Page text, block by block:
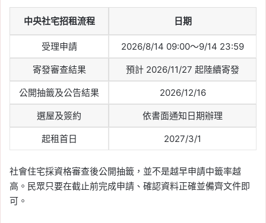
中央社宅招租流程 日期
受理申請 2026/8/14 09:00～9/14 23:59
寄發審查結果 預計 2026/11/27 起陸續寄發
公開抽籤及公告結果 2026/12/16
選屋及簽約 依書面通知日期辦理
起租首日 2027/3/1
社會住宅採資格審查後公開抽籤，並不是越早申請中籤率越
高。民眾只要在截止前完成申請、確認資料正確並備齊文件即
可。